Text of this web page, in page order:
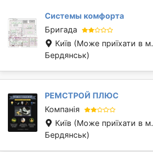
Системы комфорта
Бригада
Київ (Може приїхати в м.
Бердянськ)
РЕМСТРОЙ ПЛЮС
Компанія
Київ (Може приїхати в м.
Бердянськ)